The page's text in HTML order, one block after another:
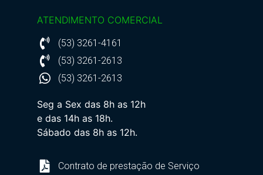
ATENDIMENTO COMERCIAL
(53) 3261-4161
(53) 3261-2613
(53) 3261-2613
Seg a Sex das 8h as 12h
e das 14h as 18h.
Sábado das 8h as 12h.
Contrato de prestação de Serviço